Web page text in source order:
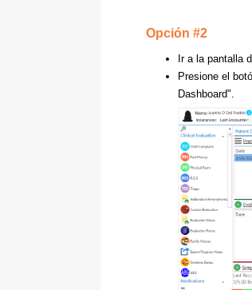
Opción #2
Ir a la pantalla
Presione el
Dashboard".